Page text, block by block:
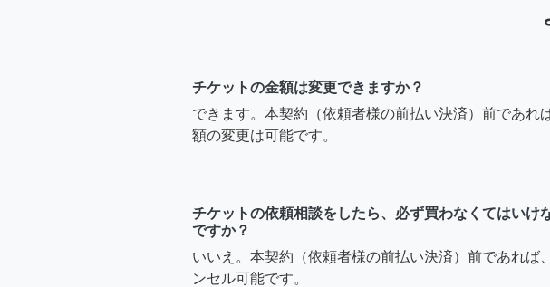
チケットの金額は変更できますか？
できます。本契約（依頼者様の前払い決済）前であれ
額の変更は可能です。
チケットの依頼相談をしたら、必ず買わなくてはいけ
ですか？
いいえ。本契約（依頼者様の前払い決済）前であれば
ンセル可能です。